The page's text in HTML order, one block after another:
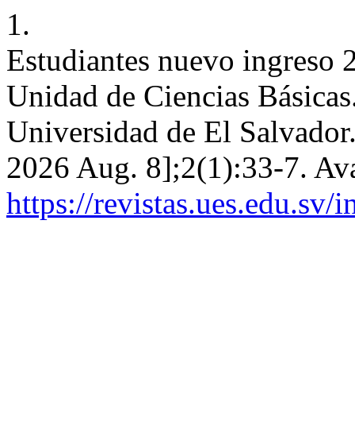
1.
Estudiantes nuevo ingreso
Unidad de Ciencias
Universidad de El
2026 Aug. 8];2(1):33-7.
https://